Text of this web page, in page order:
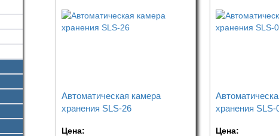
Автоматическая камера
хранения SLS-26
Цена:
хранения SLS-
Цена: